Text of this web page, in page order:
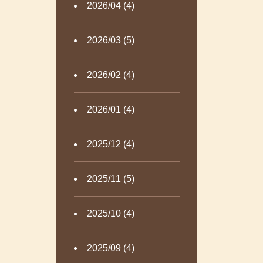
2026/04 (4)
2026/03 (5)
2026/02 (4)
2026/01 (4)
2025/12 (4)
2025/11 (5)
2025/10 (4)
2025/09 (4)